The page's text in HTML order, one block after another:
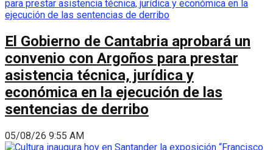
El Gobierno de Cantabria aprobará un
convenio con Argoños para prestar
asistencia técnica, jurídica y
económica en la ejecución de las
sentencias de derribo
05/08/26 9:55 AM